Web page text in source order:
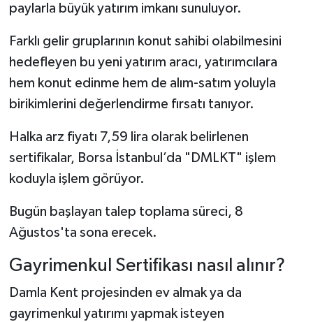
paylarla büyük yatırım imkanı sunuluyor.
Farklı gelir gruplarının konut sahibi olabilmesini
hedefleyen bu yeni yatırım aracı, yatırımcılara
hem konut edinme hem de alım-satım yoluyla
birikimlerini değerlendirme fırsatı tanıyor.
Halka arz fiyatı 7,59 lira olarak belirlenen
sertifikalar, Borsa İstanbul’da "DMLKT" işlem
koduyla işlem görüyor.
Bugün başlayan talep toplama süreci, 8
Ağustos'ta sona erecek.
Gayrimenkul Sertifikası nasıl alınır?
Damla Kent projesinden ev almak ya da
gayrimenkul yatırımı yapmak isteyen